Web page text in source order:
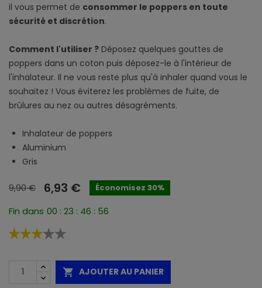
il vous permet de consommer le poppers en toute
sécurité et discrétion.
Comment l'utiliser ? Déposez quelques gouttes de
poppers dans un coton puis déposez-le à l'intérieur de
l'inhalateur. Il ne vous reste plus qu'à inhaler quand vous le
souhaitez ! Vous éviterez les problèmes de fuite, de
brûlures au nez ou autres désagréments.
Inhalateur de poppers
Aluminium
Gris
9,90 € 6,93 € Économisez 30%
Fin dans 00 : 23 : 46 : 56
 AJOUTER AU PANIER